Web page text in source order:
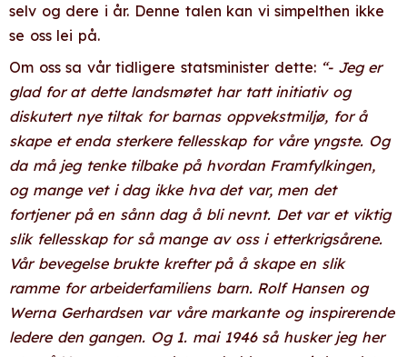
selv og dere i år. Denne talen kan vi simpelthen ikke
se oss lei på.
Om oss sa vår tidligere statsminister dette: “- Jeg er
glad for at dette landsmøtet har tatt initiativ og
diskutert nye tiltak for barnas oppvekstmiljø, for å
skape et enda sterkere fellesskap for våre yngste. Og
da må jeg tenke tilbake på hvordan Framfylkingen,
og mange vet i dag ikke hva det var, men det
fortjener på en sånn dag å bli nevnt. Det var et viktig
slik fellesskap for så mange av oss i etterkrigsårene.
Vår bevegelse brukte krefter på å skape en slik
ramme for arbeiderfamiliens barn. Rolf Hansen og
Werna Gerhardsen var våre markante og inspirerende
ledere den gangen. Og 1. mai 1946 så husker jeg her